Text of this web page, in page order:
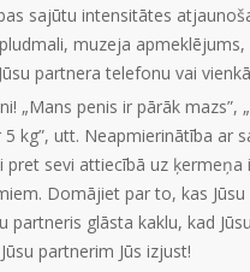
sajūtu intensitātes
muzeja
partnera telefonu vai
„Mans penis ir pārāk mazs”,
kg”, utt. Neapmierinātība ar
pret sevi attiecībā uz
Domājiet par to, kas
partneris glāsta kaklu, kad
partnerim Jūs izjust!